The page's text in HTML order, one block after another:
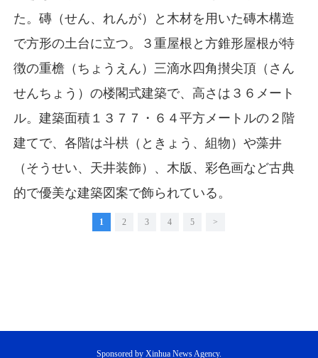
た。磚（せん、れんが）と木材を用いた磚木構造
で方形の土台に立つ。３重屋根と方錐形屋根が特
徴の重檐（ちょうえん）三滴水四角攅尖頂（さん
せんちょう）の楼閣式建築で、高さは３６メート
ル。建築面積１３７７・６４平方メートルの２階
建てで、各階は斗栱（ときょう、組物）や藻井
（そうせい、天井装飾）、木版、彩色画など古典
的で優美な建築図案で飾られている。
1 2 3 4 5 >
Sponsored by Xinhua News Agency.